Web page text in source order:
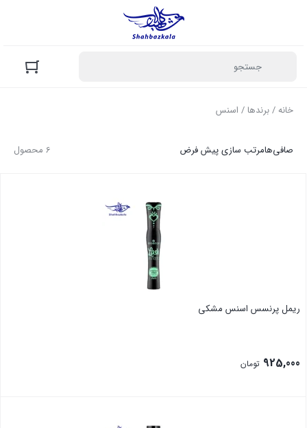
خانه/ برندها / اسنس
6 محصول صافی‌هامرتب سازی پیش فرض
ریمل پرنسس اسنس مشکی
925,000 تومان